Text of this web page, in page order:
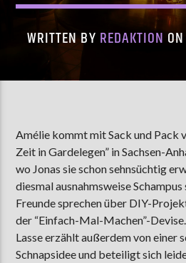
AKTUELLE SENDUNG
COFFEESHOP
09:00 12:00
WRITTEN BY REDAKTION
Amélie kommt mit Sack und Pack
Zeit in Gardelegen” in Sachsen-
wo Jonas sie schon sehnsüchtig
diesmal ausnahmsweise
Freunde sprechen über DIY-
der “Einfach-Mal-Machen”-
Lasse erzählt außerdem von einer
Schnapsidee und beteiligt sich